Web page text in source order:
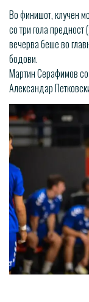
Во финишот, клучен
со три гола
вечерва беше во
бодови.
Мартин Серафимов
Александар